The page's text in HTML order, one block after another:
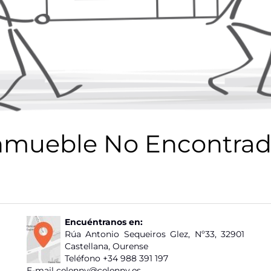
No
Encuéntranos en:
Rúa Antonio Sequeiros Glez, Nº33, 32901
Castellana, Ourense
Teléfono +34 988 391 197